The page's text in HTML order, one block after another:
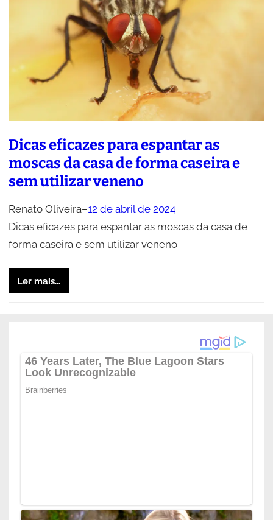
Dicas eficazes para espantar as
moscas da casa de forma caseira e
sem utilizar veneno
Renato Oliveira–12 de abril de 2024
Dicas eficazes para espantar as moscas da casa de
forma caseira e sem utilizar veneno
Ler mais…